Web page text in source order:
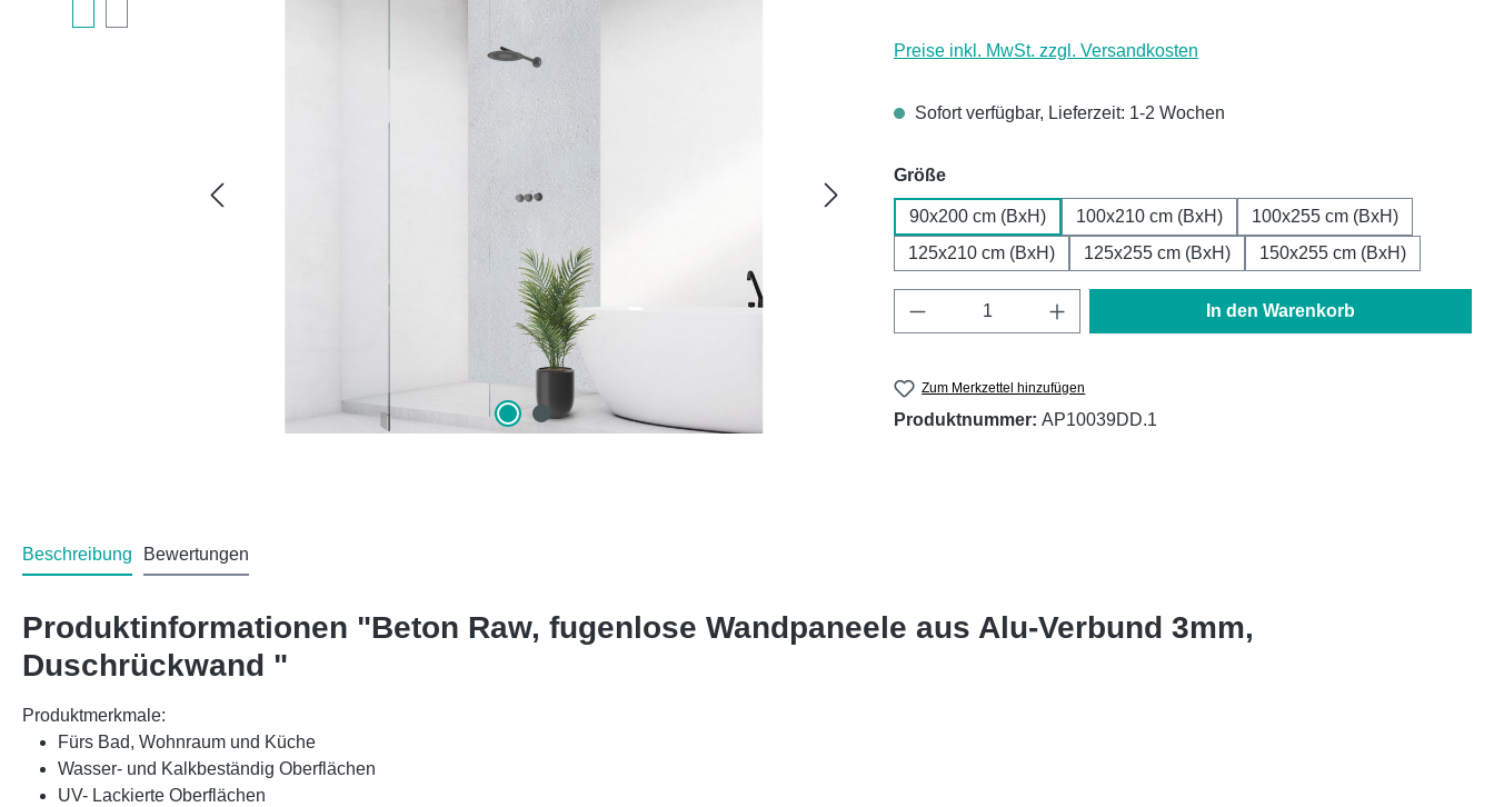
Preise inkl. MwSt. zzgl. Versandkosten
Sofort verfügbar, Lieferzeit: 1-2 Wochen
Größeauswählen
90x200 cm (BxH) 100x210 cm (BxH)
100x255 cm (BxH)
125x210 cm (BxH)
125x255 cm (BxH) 150x255 cm (BxH)
Produkt Anzahl: Gib den gewünschten Wert ein
In den Warenkorb
Zum Merkzettel hinzufügen
Produktnummer: AP10039DD.1
Beschreibung Bewertungen
Produktinformationen "Beton Raw, fugenlose Wandpaneele aus Alu-Verbund 3mm,
Duschrückwand "
Produktmerkmale:
Fürs Bad, Wohnraum und Küche
Wasser- und Kalkbeständig Oberflächen
UV- Lackierte Oberflächen